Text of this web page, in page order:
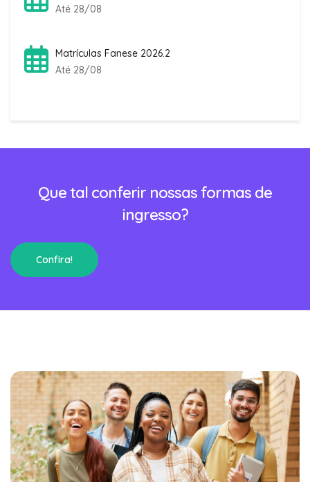
Até 28/08
Matrículas Fanese 2026.2
Até 28/08
Que tal conferir nossas formas de
ingresso?
Confira!